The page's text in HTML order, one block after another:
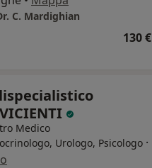
C. Mardighian
130 €
Medico
Urologo, Psicologo ·